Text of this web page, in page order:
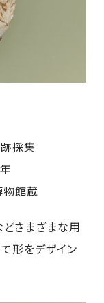
跡採集
物館蔵
さまざまな用
形をデザイン